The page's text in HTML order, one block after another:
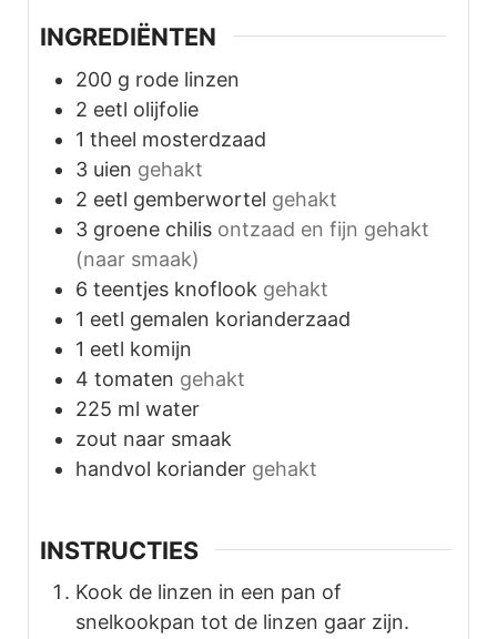
INGREDIËNTEN
200 g rode linzen
2 eetl olijfolie
1 theel mosterdzaad
3 uien gehakt
2 eetl gemberwortel gehakt
3 groene chilis ontzaad en fijn gehakt
(naar smaak)
6 teentjes knoflook gehakt
1 eetl gemalen korianderzaad
1 eetl komijn
4 tomaten gehakt
225 ml water
zout naar smaak
handvol koriander gehakt
INSTRUCTIES
Kook de linzen in een pan of
snelkookpan tot de linzen gaar zijn.